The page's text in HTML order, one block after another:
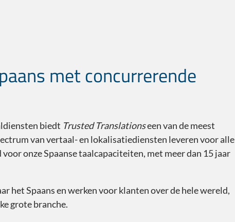
met concurrerende
biedt Trusted Translationseen van de meest
van vertaal- en lokalisatiediensten leveren voor alle
onze Spaanse taalcapaciteiten, met meer dan 15 jaar
het Spaans en werken voor klanten over de hele wereld,
grote branche.